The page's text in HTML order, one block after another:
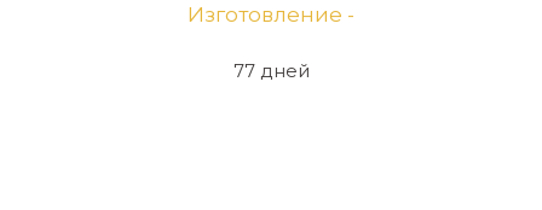
Изготовление -
77 дней